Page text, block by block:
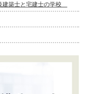
建築士と宅建士の学校